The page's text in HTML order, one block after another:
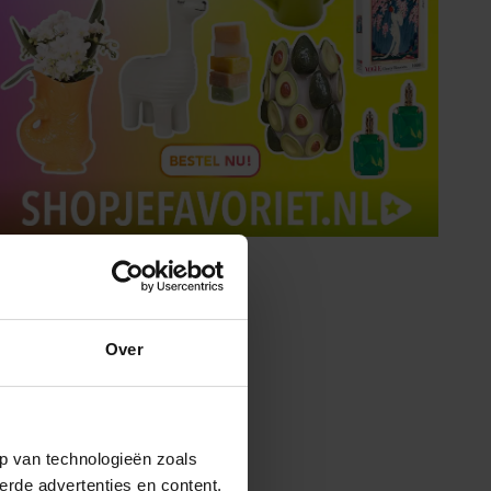
Over
van technologieën zoals
advertenties en content,